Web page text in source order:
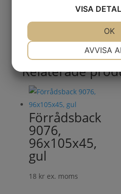
Relaterade
Förrådsback
9076,
96x105x45,
gul
18 kr ex. moms
VISA
MARKNADSFÖRING
AVVISA
OK